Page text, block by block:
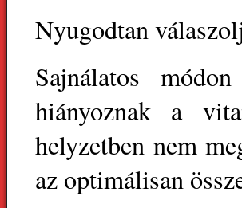
Nyugodtan
Sajnálatos
hiányoznak a
helyzetben nem
az optimálisan